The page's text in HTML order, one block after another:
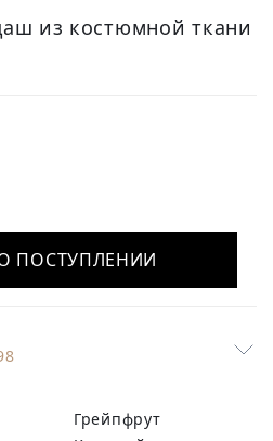
из костюмной ткани
ПОСТУПЛЕНИИ
Грейпфрут